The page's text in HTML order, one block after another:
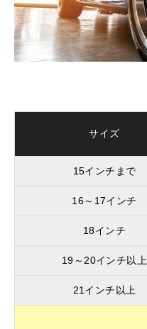
サイズ
15インチまで
16～17インチ
18インチ
19～20インチ以上
21インチ以上